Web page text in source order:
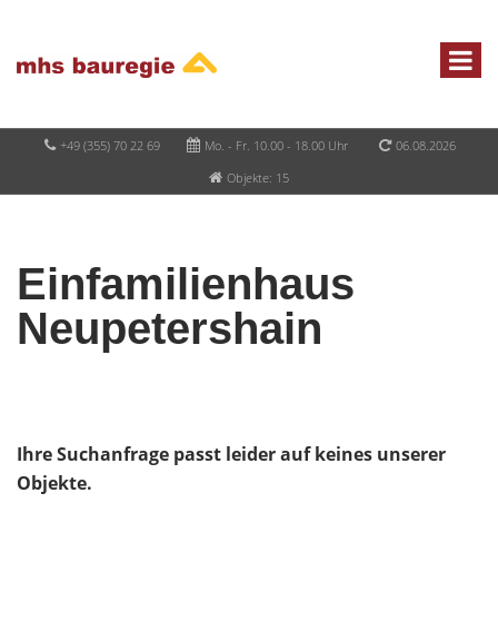
+49 (355) 70 22 69 Mo. - Fr. 10.00 - 18.00 Uhr
06.08.2026
Objekte: 15
Einfamilienhaus
Neupetershain
Ihre Suchanfrage passt leider auf keines unserer
Objekte.